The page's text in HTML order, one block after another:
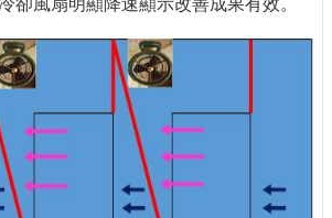
卻風扇明顯降速顯示改善成果有效。